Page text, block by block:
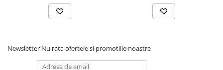
Newsletter Nu rata ofertele si promotiile noastre